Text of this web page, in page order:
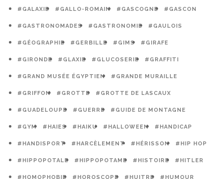
#GALAXIE #GALLO-ROMAIN #GASCOGNE #GASCON
#GASTRONOMADES #GASTRONOMIE #GAULOIS
#GÉOGRAPHIE #GERBILLE #GIMS #GIRAFE
#GIRONDE #GLAXIE #GLUCOSERIE #GRAFFITI
#GRAND MUSÉE ÉGYPTIEN #GRANDE MURAILLE
#GRIFFON #GROTTE #GROTTE DE LASCAUX
#GUADELOUPE #GUERRE #GUIDE DE MONTAGNE
#GYM #HAIES #HAIKU #HALLOWEEN #HANDICAP
#HANDISPORT #HARCÈLEMENT #HÉRISSON #HIP HOP
#HIPPOPOTALE #HIPPOPOTAME #HISTOIRE #HITLER
#HOMOPHOBIE #HOROSCOPE #HUITRE #HUMOUR